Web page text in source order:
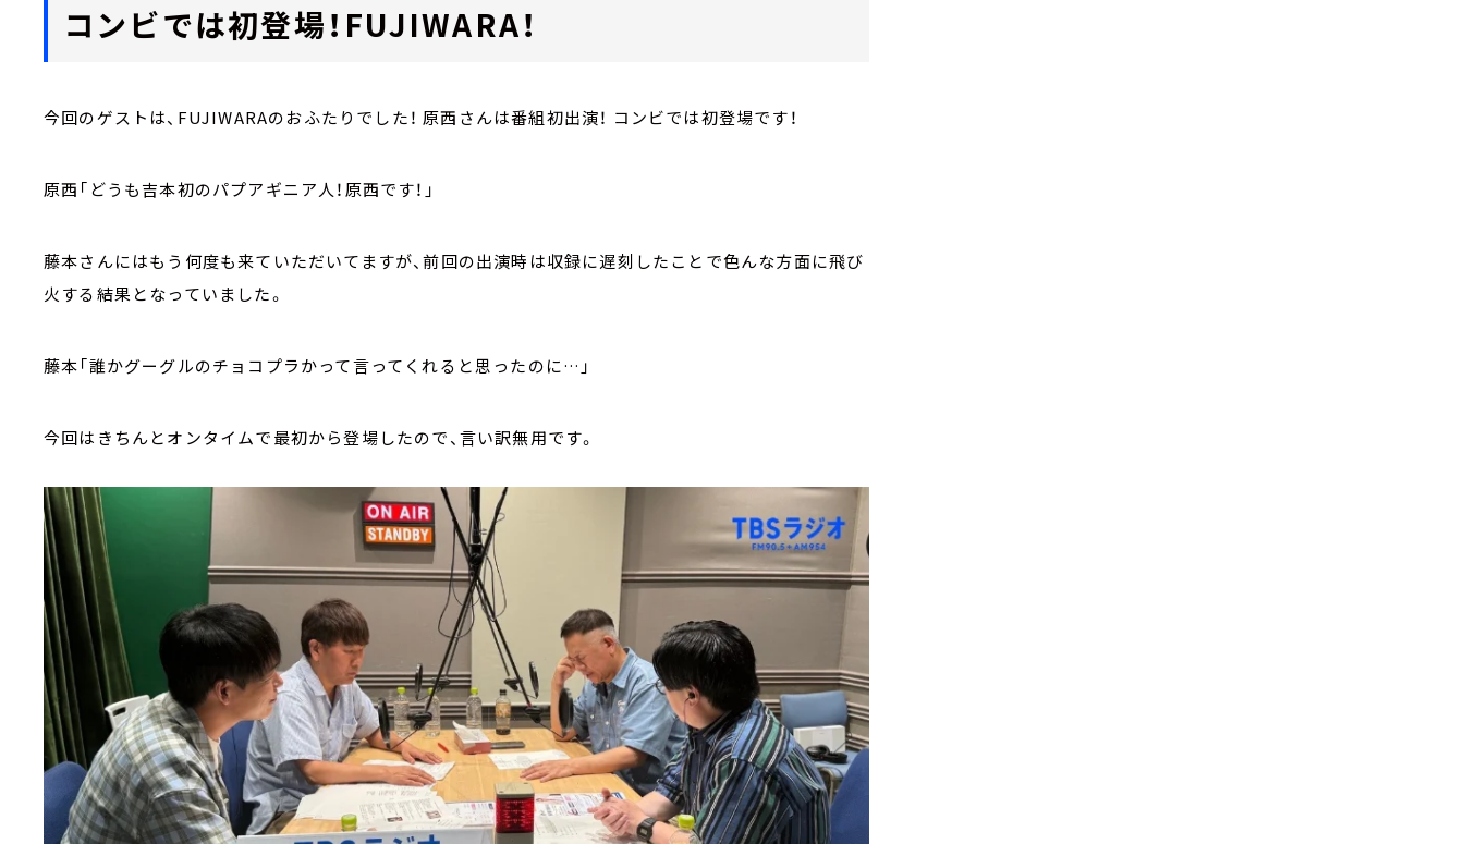
コンビでは初登場！FUJIWARA！
今回のゲストは、FUJIWARAのおふたりでした！ 原西さんは番組初出演！ コンビでは初登場です！
原西「どうも吉本初のパプアギニア人！原西です！」
藤本さんにはもう何度も来ていただいてますが、前回の出演時は収録に遅刻したことで色んな方面に飛び
火する結果となっていました。
藤本「誰かグーグルのチョコプラかって言ってくれると思ったのに…」
今回はきちんとオンタイムで最初から登場したので、言い訳無用です。